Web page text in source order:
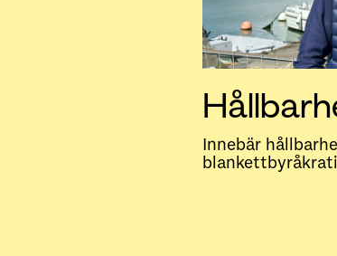
Innebär